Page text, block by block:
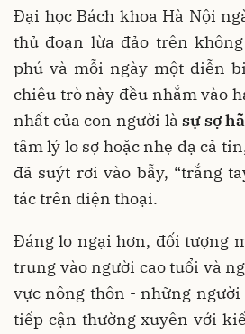
Đại học Bách khoa Hà Nội
thủ đoạn lừa đảo trên
phú và mỗi ngày một diễn
chiêu trò này đều nhắm vào
nhất của con người làsự sợ
tâm lý lo sợ hoặc nhẹ dạ cả
đã suýt rơi vào bẫy, “trắng
tác trên điện thoại.
Đáng lo ngại hơn, đối tượng
trung vào người cao tuổi và
vực nông thôn - những
tiếp cận thường xuyên với